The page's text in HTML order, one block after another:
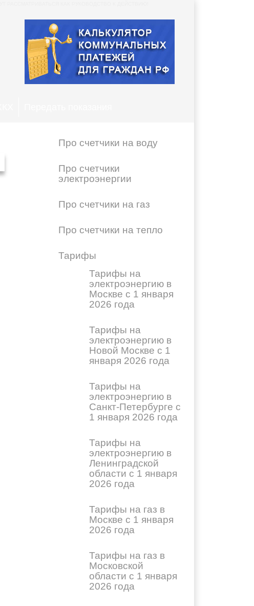
Про счетчики на воду
Про счетчики
электроэнергии
Про счетчики на газ
Про счетчики на тепло
Тарифы
Тарифы на
электроэнергию в
Москве с 1 января
2026 года
Тарифы на
электроэнергию в
Новой Москве с 1
января 2026 года
Тарифы на
электроэнергию в
Санкт-Петербурге с
1 января 2026 года
Тарифы на
электроэнергию в
Ленинградской
области с 1 января
2026 года
Тарифы на газ в
Москве с 1 января
2026 года
Тарифы на газ в
Московской
области с 1 января
2026 года